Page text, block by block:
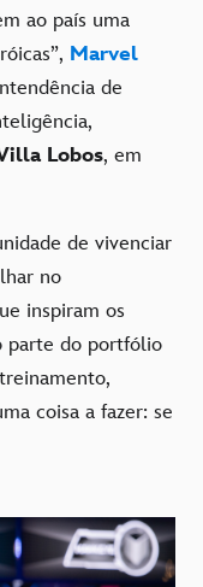
ao país uma
Marvel
de
Lobos, em
de vivenciar
no
inspiram os
parte do portfólio
coisa a fazer: se